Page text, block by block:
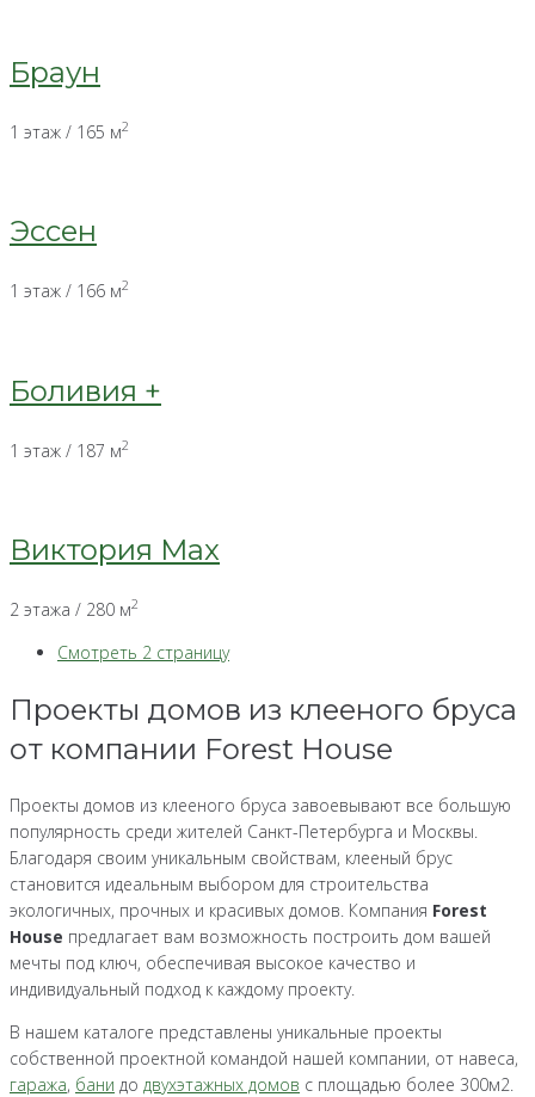
Браун
1 этаж / 165 м2
Эссен
1 этаж / 166 м2
Боливия +
1 этаж / 187 м2
Виктория Max
2 этажа / 280 м2
Смотреть 2 страницу
Проекты домов из клееного бруса
от компании Forest House
Проекты домов из клееного бруса завоевывают все большую
популярность среди жителей Санкт-Петербурга и Москвы.
Благодаря своим уникальным свойствам, клееный брус
становится идеальным выбором для строительства
экологичных, прочных и красивых домов. Компания Forest
House предлагает вам возможность построить дом вашей
мечты под ключ, обеспечивая высокое качество и
индивидуальный подход к каждому проекту.
В нашем каталоге представлены уникальные проекты
собственной проектной командой нашей компании, от навеса,
гаража, бани до двухэтажных домов с площадью более 300м2.